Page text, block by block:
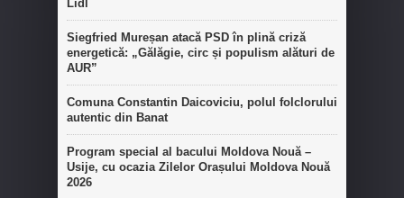
Lidl
Siegfried Mureșan atacă PSD în plină criză
energetică: „Gălăgie, circ și populism alături de
AUR”
Comuna Constantin Daicoviciu, polul folclorului
autentic din Banat
Program special al bacului Moldova Nouă –
Usije, cu ocazia Zilelor Orașului Moldova Nouă
2026